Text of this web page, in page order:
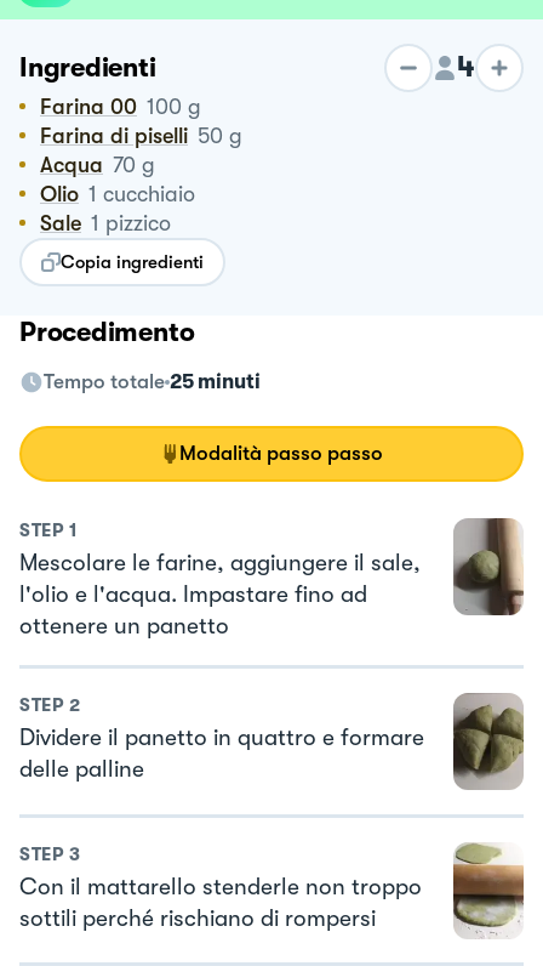
Ingredienti 4
Farina 00 100 g
Farina di piselli 50 g
Acqua 70 g
Olio 1 cucchiaio
Sale 1 pizzico
Copia ingredienti
Procedimento
Tempo totale 25 minuti
Modalità passo passo
STEP 1
Mescolare le farine, aggiungere il sale,
l'olio e l'acqua. Impastare fino ad
ottenere un panetto
STEP 2
Dividere il panetto in quattro e formare
delle palline
STEP 3
Con il mattarello stenderle non troppo
sottili perché rischiano di rompersi